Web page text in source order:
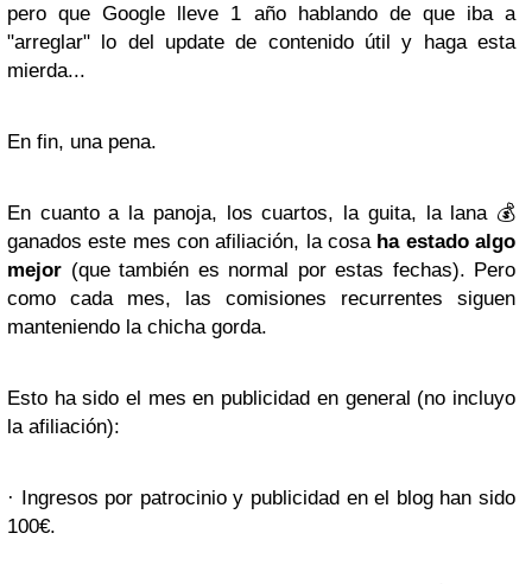
pero que Google lleve 1 año hablando de que iba a
"arreglar" lo del update de contenido útil y haga esta
mierda...
En fin, una pena.
En cuanto a la panoja, los cuartos, la guita, la lana 💰
ganados este mes con afiliación, la cosa ha estado algo
mejor (que también es normal por estas fechas). Pero
como cada mes, las comisiones recurrentes siguen
manteniendo la chicha gorda.
Esto ha sido el mes en publicidad en general (no incluyo
la afiliación):
· Ingresos por patrocinio y publicidad en el blog han sido
100€.